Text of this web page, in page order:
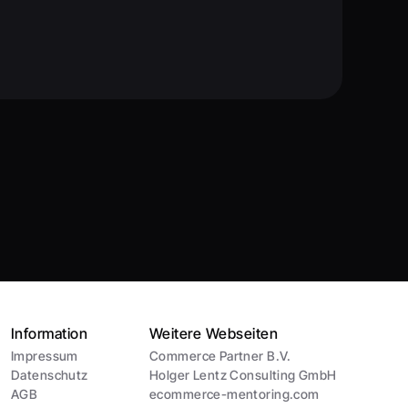
Information
Impressum
Datenschutz
AGB
Weitere Webseiten
Commerce Partner B.V.
Holger Lentz Consulting GmbH
ecommerce-mentoring.com